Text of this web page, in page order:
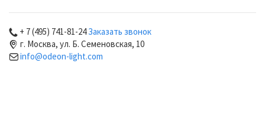
+ 7 (495) 741-81-24Заказать звонок
г. Москва, ул. Б. Семеновская, 10
info@odeon-light.com